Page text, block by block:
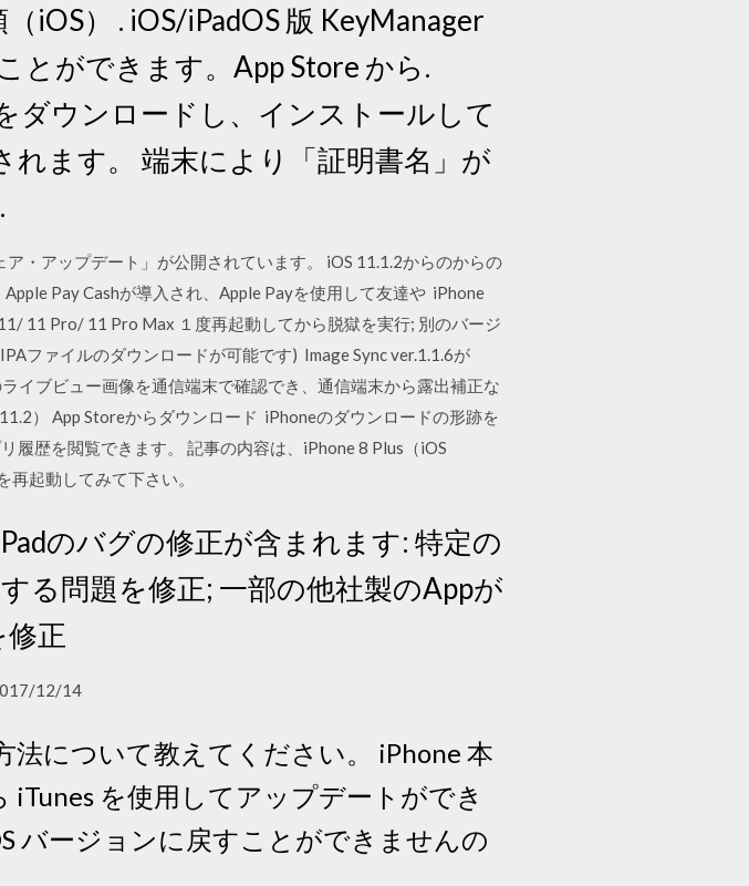
iOS） . iOS/iPadOS 版 KeyManager
とができます。App Store から.
ダウンロードし、インストールして
れます。 端末により「証明書名」が
・アップデート」が公開されています。 iOS 11.1.2からのからの
Pay Cashが導入され、Apple Payを使用して友達や iPhone
11 Pro/ 11 Pro Max １度再起動してから脱獄を実行; 別のバージ
ファイルのダウンロードが可能です) Image Sync ver.1.1.6が
イブビュー画像を通信端末で確認でき、通信端末から露出補正な
） App Storeからダウンロード iPhoneのダウンロードの形跡を
履歴を閲覧できます。 記事の内容は、iPhone 8 Plus（iOS
起動してみて下さい。
のバグの修正が含まれます: 特定の
る問題を修正; 一部の他社製のAppが
正
12/14
法について教えてください。 iPhone 本
を使用してアップデートができ
バージョンに戻すことができませんの